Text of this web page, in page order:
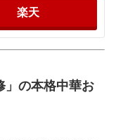
楽天
」の本格中華お